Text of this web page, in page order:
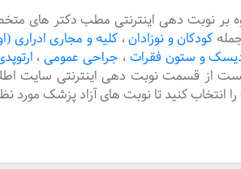
بر نوبت دهی اینترنتی مطب دکتر های
کودکان و نوزادان، کلیه و مجاری ادراری
و ستون فقرات ، جراحی عمومی ،
از قسمت نوبت دهی اینترنتی
کنید تا نوبت های آزاد پزشک مورد